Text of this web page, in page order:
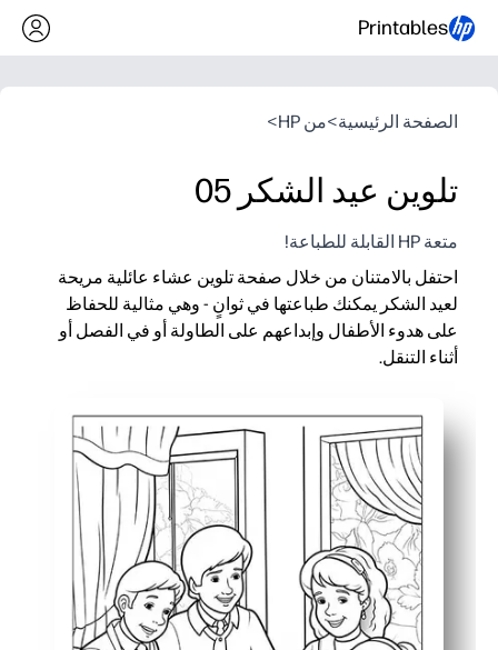
Printables
الصفحة الرئيسية>من HP >
تلوين عيد الشكر 05
متعة HP القابلة للطباعة!
احتفل بالامتنان من خلال صفحة تلوين عشاء عائلية مريحة
لعيد الشكر يمكنك طباعتها في ثوانٍ - وهي مثالية للحفاظ
على هدوء الأطفال وإبداعهم على الطاولة أو في الفصل أو
أثناء التنقل.
نشاط بدون إعداد - ما عليك سوى الطباعة وتوزيع الصوت
يُبقي الأيدي مشغولة أثناء إعداد الوجبات أو الانتقال الدراسي،
يدعم المهارات الحركية الدقيقة والمحادثة حول الأسرة والتقاليد
الاستخدام المرن - مفرش المائدة أو النشاط المركزي أو ملاءة